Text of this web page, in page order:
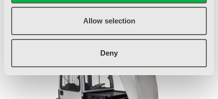
Allow selection
Deny
wordt elektrisch rijden wel heel aantrekkelijk!